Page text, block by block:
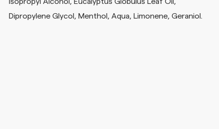
Dipropylene Glycol, Menthol, Aqua, Limonene, Geraniol.